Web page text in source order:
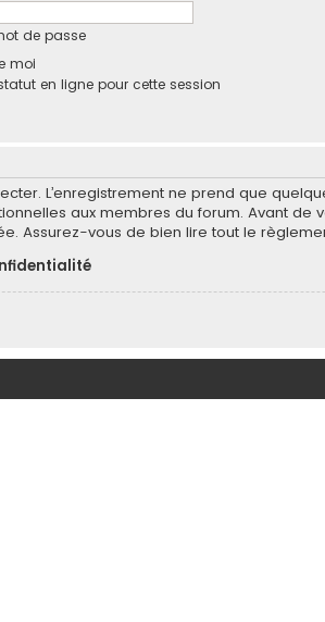
de passe
moi
en ligne pour cette session
L’enregistrement ne prend que
aux membres du forum. Avant de
Assurez-vous de bien lire tout le